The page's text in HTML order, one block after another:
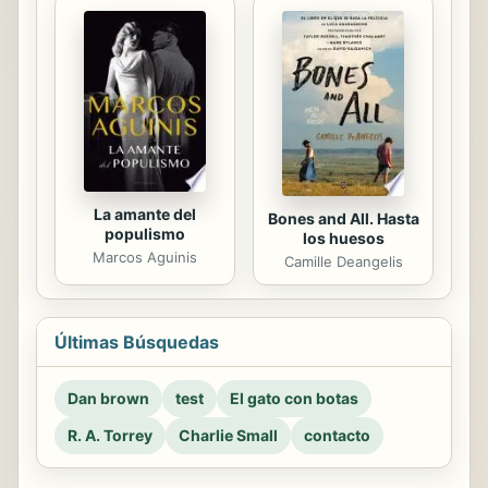
La amante del
populismo
Marcos Aguinis
Bones and All. Hasta
los huesos
Camille Deangelis
Últimas Búsquedas
Dan brown test
El gato con botas
R. A. Torrey
Charlie Small contacto